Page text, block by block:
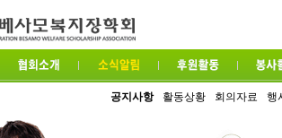
공지사항 활동상황 회의자료 행